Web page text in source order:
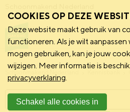
Schoonmakend Nederland
Menu
COOKIES OP DEZE
Deze website maakt gebruik van
functioneren. Als je wilt
mogen gebruiken, kan je jouw
wijzigen. Meer informatie is
privacyverklaring.
Schakel alle cookies in